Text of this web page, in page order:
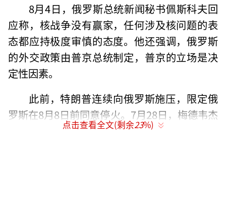
8月4日，俄罗斯总统新闻秘书佩斯科夫回
应称，核战争没有赢家，任何涉及核问题的表
态都应持极度审慎的态度。他还强调，俄罗斯
的外交政策由普京总统制定，普京的立场是决
定性因素。
此前，特朗普连续向俄罗斯施压，限定俄
罗斯在8月8日前同意停火。7月28日，梅德韦杰
夫指责特朗普在进行“最后通牒游戏”，并提
点击查看全文(剩余23%)